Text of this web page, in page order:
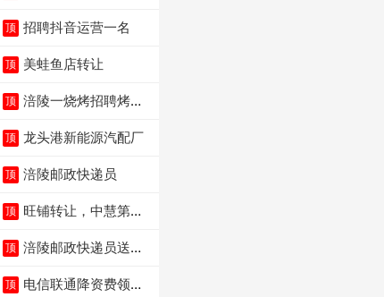
顶 招聘抖音运营一名
顶 美蛙鱼店转让
顶 涪陵一烧烤招聘烤工
顶 龙头港新能源汽配厂
顶 涪陵邮政快递员
顶 旺铺转让，中慧第一
顶 涪陵邮政快递员送货
顶 电信联通降资费领价